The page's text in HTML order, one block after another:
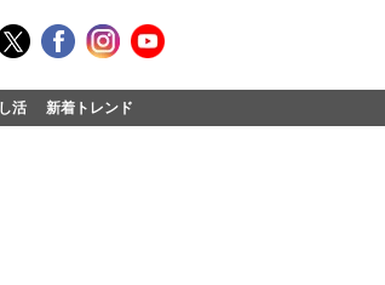
活 新着トレンド